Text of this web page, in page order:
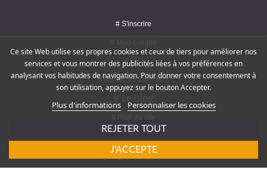
# S'inscrire
# FAQ
# Modes de paiement
Rejoignez-nous !
Ce site Web utilise ses propres cookies et ceux de tiers pour améliorer nos
services et vous montrer des publicités liées à vos préférences en
analysant vos habitudes de navigation. Pour donner votre consentement à
son utilisation, appuyez sur le bouton Accepter.
Plus d'informations Personnaliser les cookies
REJETER TOUT
J'ACCEPTE